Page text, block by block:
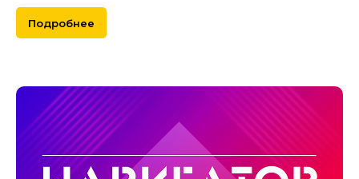
Подробнее